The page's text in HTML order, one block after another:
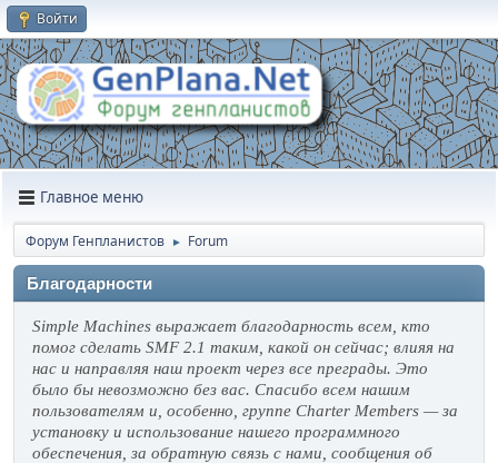
Войти
Главное меню
Форум Генпланистов ► Forum
Благодарности
Simple Machines выражает благодарность всем, кто
помог сделать SMF 2.1 таким, какой он сейчас; влияя на
нас и направляя наш проект через все преграды. Это
было бы невозможно без вас. Спасибо всем нашим
пользователям и, особенно, группе Charter Members — за
установку и использование нашего программного
обеспечения, за обратную связь с нами, сообщения об